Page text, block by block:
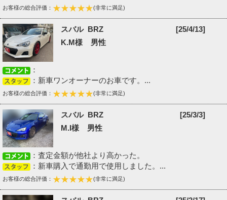
お客様の総合評価： (非常に満足)
スバル BRZ
[25/4/13]
K.M様 男性
：
：新車ワンオーナーのお車です。...
お客様の総合評価： (非常に満足)
スバル BRZ
[25/3/3]
M.I様 男性
：査定金額が他社より高かった。
：新車購入で通勤用で使用しました。...
お客様の総合評価： (非常に満足)